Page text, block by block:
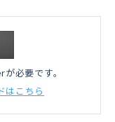
必要です。
はこちら